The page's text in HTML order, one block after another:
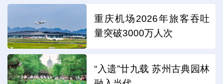
重庆机场2026年旅客吞吐
量突破3000万人次
“入遗”廿九载 苏州古典园林